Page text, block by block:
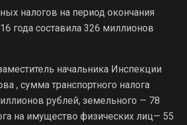
налогов на период окончания
года составила 326 миллионов
начальника Инспекции
, сумма транспортного налога
рублей, земельного — 78
на имущество физических лиц— 55